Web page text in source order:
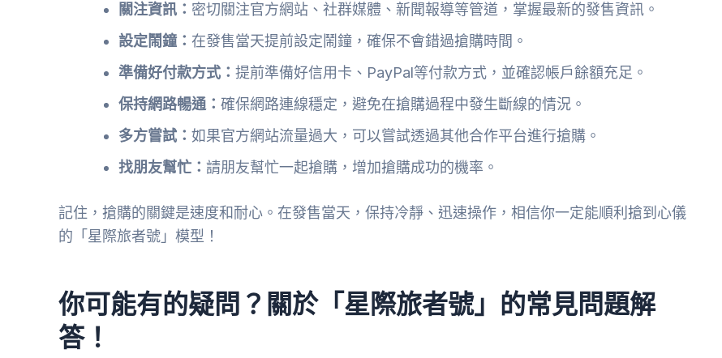
關注資訊： 密切關注官方網站、社群媒體、新聞報導等管道，掌握最新的發售資訊。
設定鬧鐘： 在發售當天提前設定鬧鐘，確保不會錯過搶購時間。
準備好付款方式： 提前準備好信用卡、PayPal等付款方式，並確認帳戶餘額充足。
保持網路暢通： 確保網路連線穩定，避免在搶購過程中發生斷線的情況。
多方嘗試： 如果官方網站流量過大，可以嘗試透過其他合作平台進行搶購。
找朋友幫忙： 請朋友幫忙一起搶購，增加搶購成功的機率。
記住，搶購的關鍵是速度和耐心。在發售當天，保持冷靜、迅速操作，相信你一定能順利搶到心儀
的「星際旅者號」模型！
你可能有的疑問？關於「星際旅者號」的常見問題解
答！